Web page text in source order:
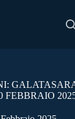
FEBBRAIO